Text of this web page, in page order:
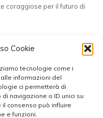
Cookie
tecnologie come i
informazioni del
ci permetterà di
navigazione o ID unici su
consenso può influire
e funzioni.
coraggiose per il futuro di